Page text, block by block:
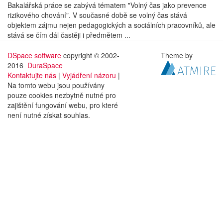
Bakalářská práce se zabývá tématem "Volný čas jako prevence
rizikového chování". V současné době se volný čas stává
objektem zájmu nejen pedagogických a sociálních pracovníků, ale
stává se čím dál častěji i předmětem ...
DSpace software copyright © 2002-
2016 DuraSpace
Kontaktujte nás | Vyjádření názoru |
Na tomto webu jsou používány
pouze cookies nezbytně nutné pro
zajištění fungování webu, pro které
není nutné získat souhlas.
Theme by